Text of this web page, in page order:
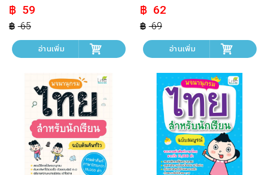
65
Original
price
was:
฿ 65.
59
Current
price
is:
฿ 59.
อ่านเพิ่ม
69
Original
price
was:
฿ 69.
62
Current
price
is:
฿ 62.
อ่านเพิ่ม